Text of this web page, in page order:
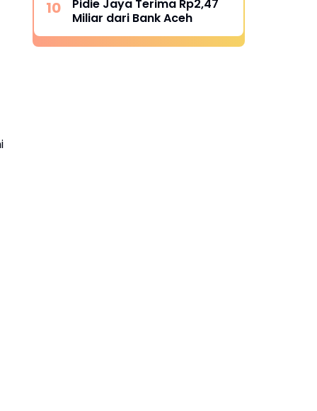
Pidie Jaya Terima Rp2,47
Miliar dari Bank Aceh